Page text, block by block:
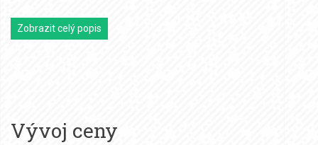
Zobrazit celý popis
Vývoj ceny